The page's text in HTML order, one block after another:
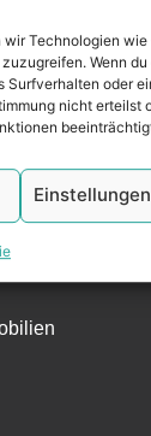
Technologien
Wenn du
Surfverhalten oder
nicht erteilst